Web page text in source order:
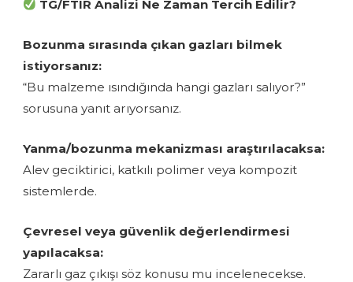
TG/FTIR Analizi Ne Zaman Tercih Edilir?
Bozunma sırasında çıkan gazları bilmek
istiyorsanız:
“Bu malzeme ısındığında hangi gazları salıyor?”
sorusuna yanıt arıyorsanız.
Yanma/bozunma mekanizması araştırılacaksa:
Alev geciktirici, katkılı polimer veya kompozit
sistemlerde.
Çevresel veya güvenlik değerlendirmesi
yapılacaksa:
Zararlı gaz çıkışı söz konusu mu incelenecekse.